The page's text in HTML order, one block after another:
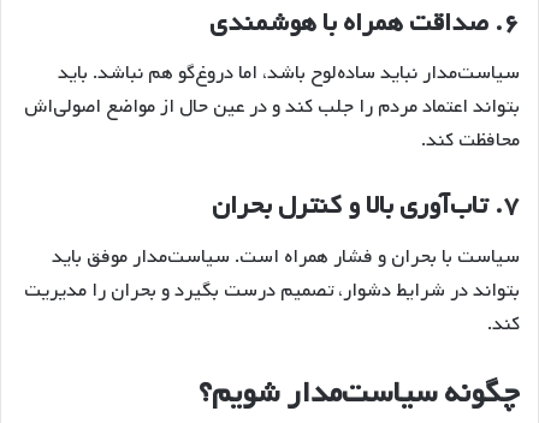
۶. صداقت همراه با هوشمندی
سیاست‌مدار نباید ساده‌لوح باشد، اما دروغ‌گو هم نباشد. باید
بتواند اعتماد مردم را جلب کند و در عین حال از مواضع اصولی‌اش
محافظت کند.
۷. تاب‌آوری بالا و کنترل بحران
سیاست با بحران و فشار همراه است. سیاست‌مدار موفق باید
بتواند در شرایط دشوار، تصمیم درست بگیرد و بحران را مدیریت
کند.
چگونه سیاست‌مدار شویم؟